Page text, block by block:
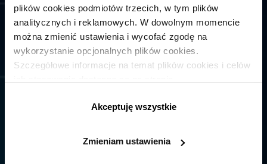
plików cookies podmiotów trzecich, w tym plików
analitycznych i reklamowych. W dowolnym momencie
można zmienić ustawienia i wycofać zgodę na
wykorzystanie opcjonalnych plików cookies.
Szczegółowe informacje na temat plików cookies i celów
Akceptuję wszystkie
Zmieniam ustawienia